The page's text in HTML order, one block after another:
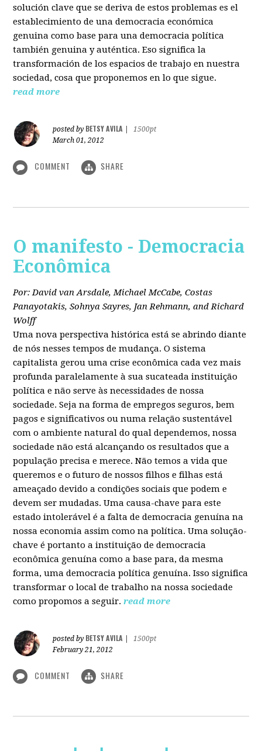
solución clave que se deriva de estos problemas es el
establecimiento de una democracia económica
genuina como base para una democracia política
también genuina y auténtica. Eso significa la
transformación de los espacios de trabajo en nuestra
sociedad, cosa que proponemos en lo que sigue.
read more
posted by BETSY AVILA
1500pt
March 01, 2012
COMMENT SHARE
O manifesto - Democracia
Econômica
Por: David van Arsdale, Michael McCabe, Costas
Panayotakis, Sohnya Sayres, Jan Rehmann, and Richard
Wolff
Uma nova perspectiva histórica está se abrindo diante
de nós nesses tempos de mudança. O sistema
capitalista gerou uma crise econômica cada vez mais
profunda paralelamente à sua sucateada instituição
política e não serve às necessidades de nossa
sociedade. Seja na forma de empregos seguros, bem
pagos e significativos ou numa relação sustentável
com o ambiente natural do qual dependemos, nossa
sociedade não está alcançando os resultados que a
população precisa e merece. Não temos a vida que
queremos e o futuro de nossos filhos e filhas está
ameaçado devido a condições sociais que podem e
devem ser mudadas. Uma causa-chave para este
estado intolerável é a falta de democracia genuína na
nossa economia assim como na política. Uma solução-
chave é portanto a instituição de democracia
econômica genuína como a base para, da mesma
forma, uma democracia política genuína. Isso significa
transformar o local de trabalho na nossa sociedade
como propomos a seguir. read more
posted by BETSY AVILA
1500pt
February 21, 2012
COMMENT SHARE